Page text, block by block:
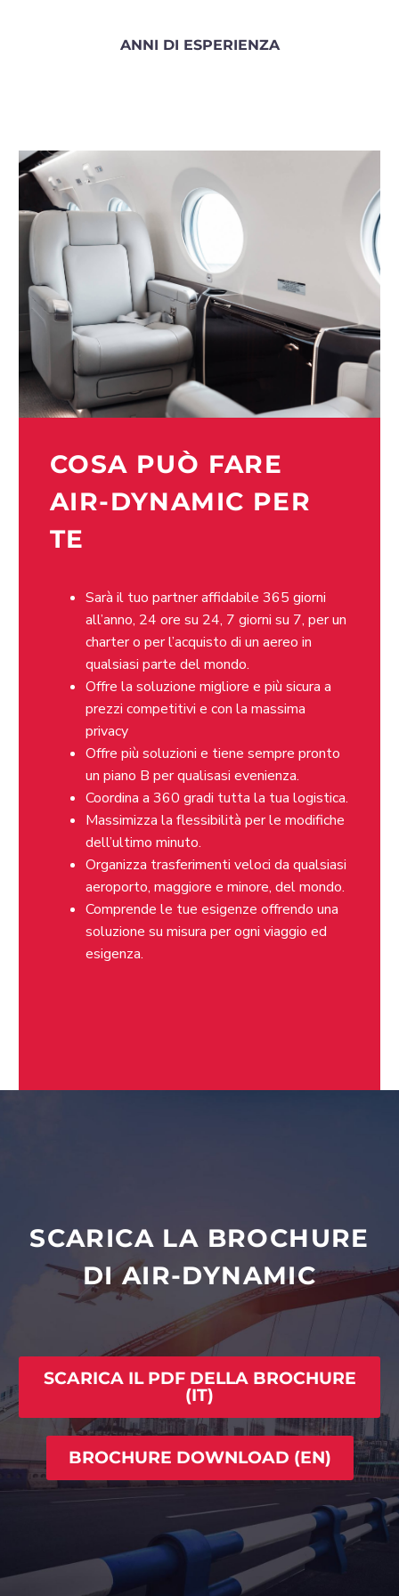
ANNI DI ESPERIENZA
COSA PUÒ FARE
AIR-DYNAMIC PER
TE
Sarà il tuo partner affidabile 365 giorni
all’anno, 24 ore su 24, 7 giorni su 7, per un
charter o per l’acquisto di un aereo in
qualsiasi parte del mondo.
Offre la soluzione migliore e più sicura a
prezzi competitivi e con la massima
privacy
Offre più soluzioni e tiene sempre pronto
un piano B per qualisasi evenienza.
Coordina a 360 gradi tutta la tua logistica.
Massimizza la flessibilità per le modifiche
dell’ultimo minuto.
Organizza trasferimenti veloci da qualsiasi
aeroporto, maggiore e minore, del mondo.
Comprende le tue esigenze offrendo una
soluzione su misura per ogni viaggio ed
esigenza.
SCARICA LA BROCHURE
DI AIR-DYNAMIC
SCARICA IL PDF DELLA BROCHURE
(IT)
BROCHURE DOWNLOAD (EN)